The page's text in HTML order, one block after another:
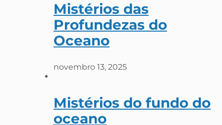
Mistérios das
Profundezas do
Oceano
novembro 13, 2025
Mistérios do fundo do
oceano